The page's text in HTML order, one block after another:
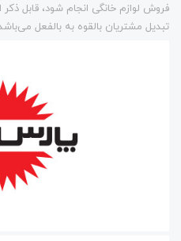
فروش لوازم خانگی انجام شود، قابل
تبدیل مشتریان بالقوه به بالفعل